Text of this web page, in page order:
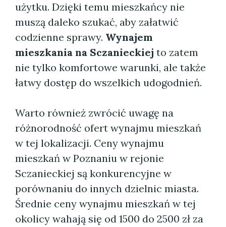
użytku. Dzięki temu mieszkańcy nie
muszą daleko szukać, aby załatwić
codzienne sprawy. Wynajem
mieszkania na Sczanieckiej to zatem
nie tylko komfortowe warunki, ale także
łatwy dostęp do wszelkich udogodnień.
Warto również zwrócić uwagę na
różnorodność ofert wynajmu mieszkań
w tej lokalizacji. Ceny wynajmu
mieszkań w Poznaniu w rejonie
Sczanieckiej są konkurencyjne w
porównaniu do innych dzielnic miasta.
Średnie ceny wynajmu mieszkań w tej
okolicy wahają się od 1500 do 2500 zł za